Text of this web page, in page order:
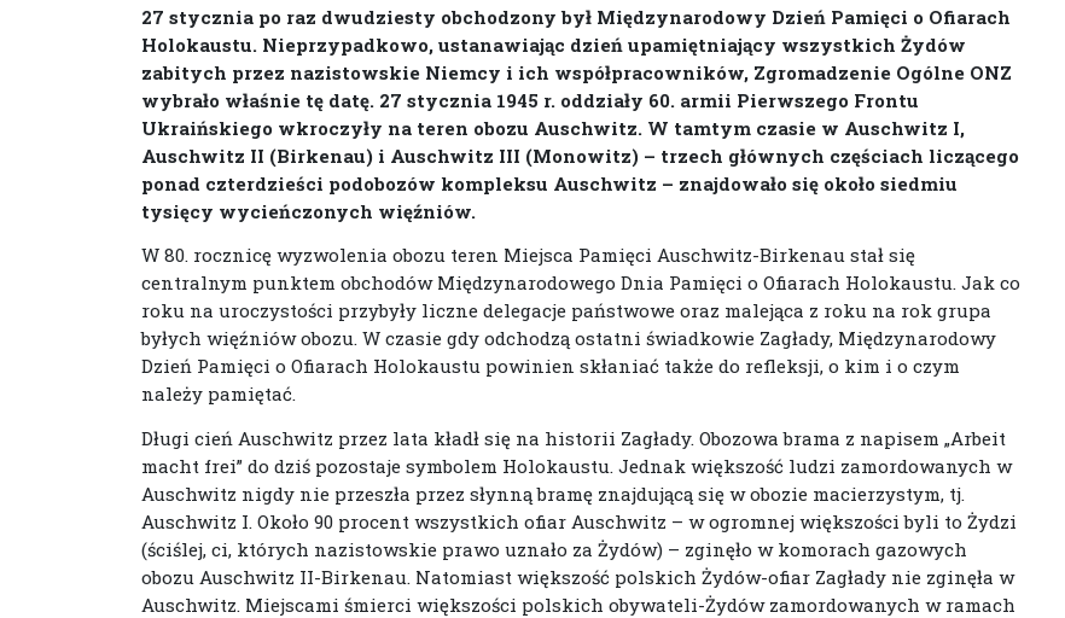
27 stycznia po raz dwudziesty obchodzony był Międzynarodowy Dzień Pamięci o Ofiarach
Holokaustu. Nieprzypadkowo, ustanawiając dzień upamiętniający wszystkich Żydów
zabitych przez nazistowskie Niemcy i ich współpracowników, Zgromadzenie Ogólne ONZ
wybrało właśnie tę datę. 27 stycznia 1945 r. oddziały 60. armii Pierwszego Frontu
Ukraińskiego wkroczyły na teren obozu Auschwitz. W tamtym czasie w Auschwitz I,
Auschwitz II (Birkenau) i Auschwitz III (Monowitz) – trzech głównych częściach liczącego
ponad czterdzieści podobozów kompleksu Auschwitz – znajdowało się około siedmiu
tysięcy wycieńczonych więźniów.
W 80. rocznicę wyzwolenia obozu teren Miejsca Pamięci Auschwitz-Birkenau stał się
centralnym punktem obchodów Międzynarodowego Dnia Pamięci o Ofiarach Holokaustu. Jak co
roku na uroczystości przybyły liczne delegacje państwowe oraz malejąca z roku na rok grupa
byłych więźniów obozu. W czasie gdy odchodzą ostatni świadkowie Zagłady, Międzynarodowy
Dzień Pamięci o Ofiarach Holokaustu powinien skłaniać także do refleksji, o kim i o czym
należy pamiętać.
Długi cień Auschwitz przez lata kładł się na historii Zagłady. Obozowa brama z napisem „Arbeit
macht frei” do dziś pozostaje symbolem Holokaustu. Jednak większość ludzi zamordowanych w
Auschwitz nigdy nie przeszła przez słynną bramę znajdującą się w obozie macierzystym, tj.
Auschwitz I. Około 90 procent wszystkich ofiar Auschwitz – w ogromnej większości byli to Żydzi
(ściślej, ci, których nazistowskie prawo uznało za Żydów) – zginęło w komorach gazowych
obozu Auschwitz II-Birkenau. Natomiast większość polskich Żydów-ofiar Zagłady nie zginęła w
Auschwitz. Miejscami śmierci większości polskich obywateli-Żydów zamordowanych w ramach